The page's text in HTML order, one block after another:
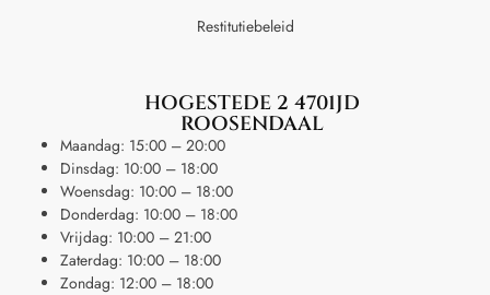
Restitutiebeleid
HOGESTEDE 2 4701JD
ROOSENDAAL
Maandag: 15:00 – 20:00
Dinsdag: 10:00 – 18:00
Woensdag: 10:00 – 18:00
Donderdag: 10:00 – 18:00
Vrijdag: 10:00 – 21:00
Zaterdag: 10:00 – 18:00
Zondag: 12:00 – 18:00